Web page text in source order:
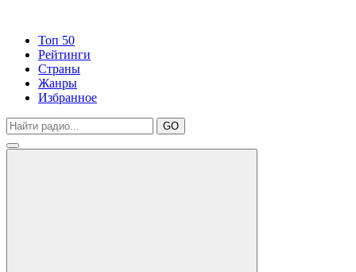
Топ 50
Рейтинги
Страны
Жанры
Избранное
GO